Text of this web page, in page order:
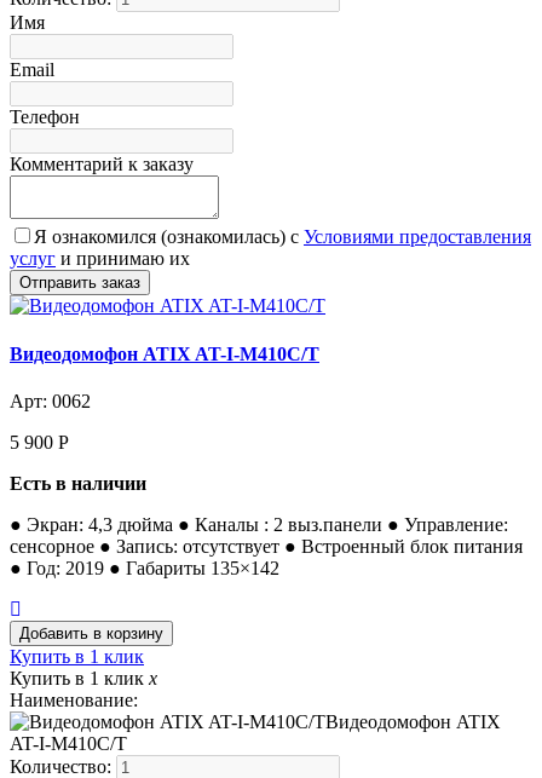
Имя
Email
Телефон
Комментарий к заказу
Я ознакомился (ознакомилась) с Условиями предоставления
услуг и принимаю их
Видеодомофон ATIX AT-I-М410C/T
Арт: 0062
5 900 Р
Есть в наличии
● Экран: 4,3 дюйма ● Каналы : 2 выз.панели ● Управление:
сенсорное ● Запись: отсутствует ● Встроенный блок питания
● Год: 2019 ● Габариты 135×142
Купить в 1 клик
Купить в 1 клик x
Наименование:
Видеодомофон ATIX
AT-I-М410C/T
Количество: